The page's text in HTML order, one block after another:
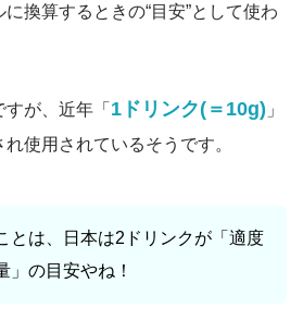
換算するときの“目安”として使わ
が、近年「 1ドリンク(＝10g) 」
使用されているそうです。
とは、日本は2ドリンクが「適度
」の目安やね！